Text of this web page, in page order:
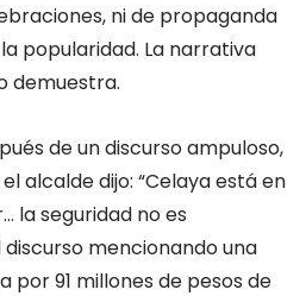
ni de propaganda
popularidad. La narrativa
demuestra.
de un discurso ampuloso,
alcalde dijo: “Celaya está en
la seguridad no es
mencionando una
91 millones de pesos de